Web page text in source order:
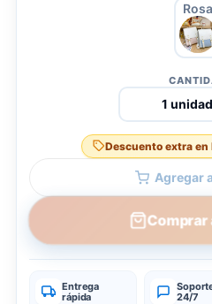
Rosa
Descuento extra en
Agregar
Comprar
Entrega
rápida
24/7